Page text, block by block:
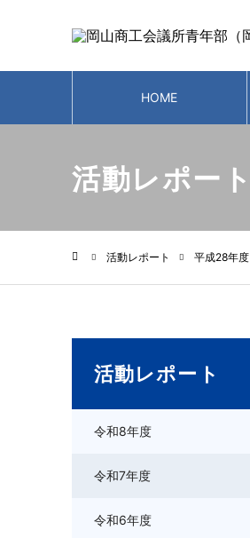
HOME
活動レポート
活動レポート 平成28年度
活動レポート
令和8年度
令和7年度
令和6年度